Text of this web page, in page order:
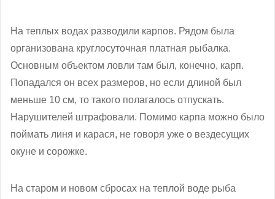
На теплых водах разводили карпов. Рядом была
организована круглосуточная платная рыбалка.
Основным объектом ловли там был, конечно, карп.
Попадался он всех размеров, но если длиной был
меньше 10 см, то такого полагалось отпускать.
Нарушителей штрафовали. Помимо карпа можно было
поймать линя и карася, не говоря уже о вездесущих
окуне и сорожке.
На старом и новом сбросах на теплой воде рыба